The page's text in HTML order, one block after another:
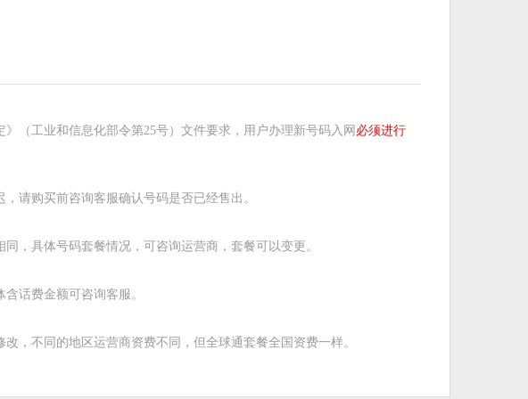
（工业和信息化部令第25号）文件要求，用户办理新号码入网 必须进行
请购买前咨询客服确认号码是否已经售出。
，具体号码套餐情况，可咨询运营商，套餐可以变更。
话费金额可咨询客服。
，不同的地区运营商资费不同，但全球通套餐全国资费一样。